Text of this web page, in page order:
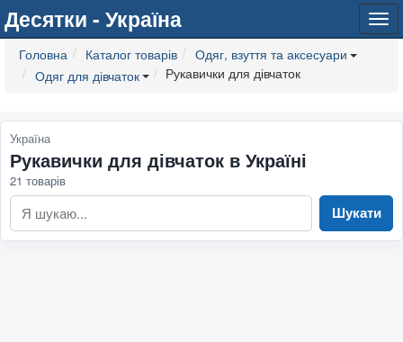
Десятки - Україна
Головна Каталог товарів
Одяг, взуття та аксесуари
Одяг для дівчаток
Рукавички для дівчаток
Україна
Рукавички для дівчаток в Україні
21 товарів
Шукати